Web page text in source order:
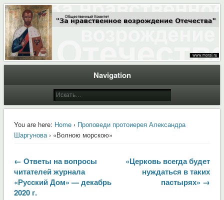
Moral.Ru
Общественный Комитет "За нравственное возрождение Отечества"
Navigation
You are here: Home› Проповеди протоиерея Александра
Шаргунова› «Волною морскою»
← Ответы на вопросы
читателей журнала
«Русский Дом» — декабрь
2020 г.
«Церковь всегда будет
нуждаться в таких
пастырях» →